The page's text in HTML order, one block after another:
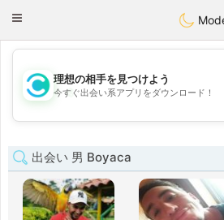
olombia
Toggle
💖
💕
理想の相手を見つけよう
今すぐ出会い系アプリをダウンロード！
出会い 男 Boyaca